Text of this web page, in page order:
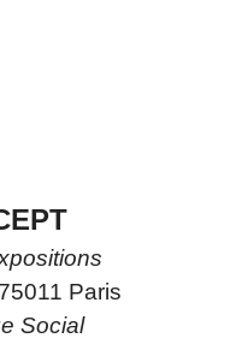
75011 Paris
Social